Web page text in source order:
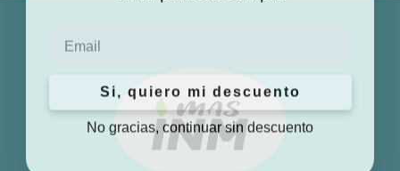
Si, quiero mi descuento
No gracias, continuar sin descuento